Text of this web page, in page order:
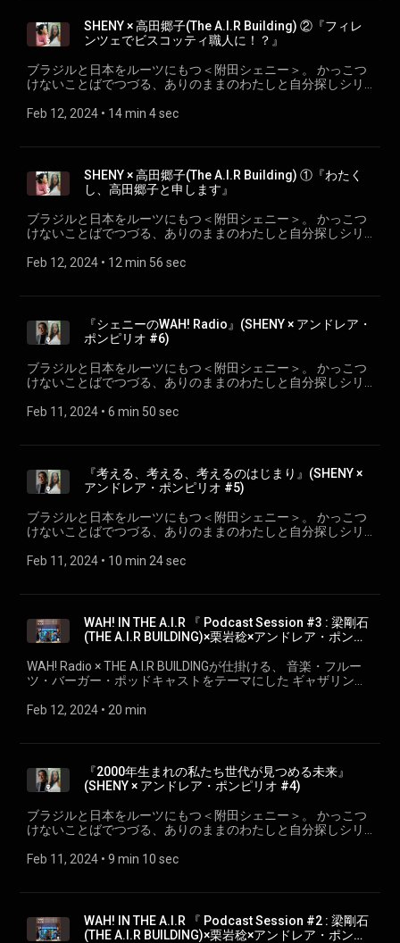
SHENY × 高田郷子(The A.I.R Building) ②『フィレ
ンツェでビスコッティ職人に！？』
ブラジルと日本をルーツにもつ＜附田シェニー＞。 かっこつ
けないことばでつづる、ありのままのわたしと自分探しシリ
Feb 12, 2024 • 14 min 4 sec
SHENY × 高田郷子(The A.I.R Building) ①『わたく
し、高田郷子と申します』
ブラジルと日本をルーツにもつ＜附田シェニー＞。 かっこつ
けないことばでつづる、ありのままのわたしと自分探しシリ
郷子(The A.I.R Building) wahradio.org/sheny/
Feb 12, 2024 • 12 min 56 sec
『シェニーのWAH! Radio』(SHENY × アンドレア・
ポンピリオ #6)
ブラジルと日本をルーツにもつ＜附田シェニー＞。 かっこつ
けないことばでつづる、ありのままのわたしと自分探しシリ
ポンピリオ wahradio.org/sheny/
Feb 11, 2024 • 6 min 50 sec
『考える、考える、考えるのはじまり』(SHENY ×
アンドレア・ポンピリオ #5)
ブラジルと日本をルーツにもつ＜附田シェニー＞。 かっこつ
けないことばでつづる、ありのままのわたしと自分探しシリ
アンドレア・ポンピリオ wahradio.org/sheny/
Feb 11, 2024 • 10 min 24 sec
WAH! IN THE A.I.R 『 Podcast Session #3 : 梁剛石
(THE A.I.R BUILDING)×栗岩稔×アンドレア・ポンピ
WAH! Radio × THE A.I.R BUILDINGが仕掛ける、 音楽・フルー
ツ・バーガー・ポッドキャストをテーマにした ギャザリング
WAH! IN THE A.I.R』 2023/10/8 開催の『WAH! IN THE A.I.R』
Feb 12, 2024 • 20 min
『2000年生まれの私たち世代が見つめる未来』
(SHENY × アンドレア・ポンピリオ #4)
ブラジルと日本をルーツにもつ＜附田シェニー＞。 かっこつ
けないことばでつづる、ありのままのわたしと自分探しシリ
Feb 11, 2024 • 9 min 10 sec
WAH! IN THE A.I.R 『 Podcast Session #2 : 梁剛石
(THE A.I.R BUILDING)×栗岩稔×アンドレア・ポンピ